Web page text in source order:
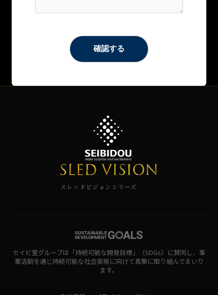
スレッドビジョンシリーズ
セイビ堂グループは「持続可能な開発目標」（SDGs）に賛同し、事
業活動を通じ持続可能な社会実現に向けて真摯に取り組んでまいり
ます。